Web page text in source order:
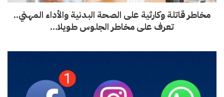
مخاطر قاتلة وكارثية على الصحة البدنية والأداء المهني..
تعرف على مخاطر الجلوس طويلا…